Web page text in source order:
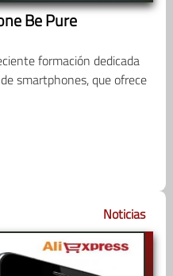
Be Pure
formación dedicada
smartphones, que ofrece
Noticias